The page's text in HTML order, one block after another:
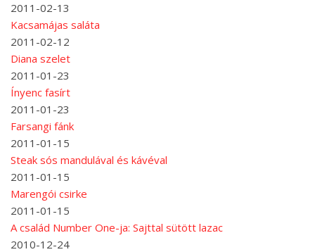
2011-02-13
Kacsamájas saláta
2011-02-12
Diana szelet
2011-01-23
Ínyenc fasírt
2011-01-23
Farsangi fánk
2011-01-15
Steak sós mandulával és kávéval
2011-01-15
Marengói csirke
2011-01-15
A család Number One-ja: Sajttal sütött lazac
2010-12-24